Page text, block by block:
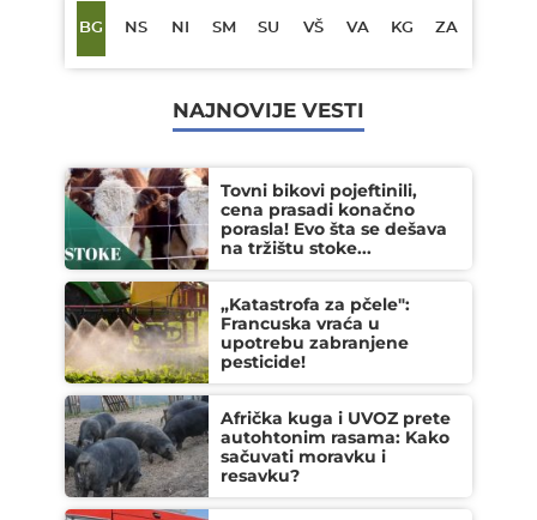
BG NS NI SM SU VŠ VA KG ZA
NAJNOVIJE VESTI
Tovni bikovi pojeftinili,
cena prasadi konačno
porasla! Evo šta se dešava
na tržištu stoke...
„Katastrofa za pčele":
Francuska vraća u
upotrebu zabranjene
pesticide!
Afrička kuga i UVOZ prete
autohtonim rasama: Kako
sačuvati moravku i
resavku?